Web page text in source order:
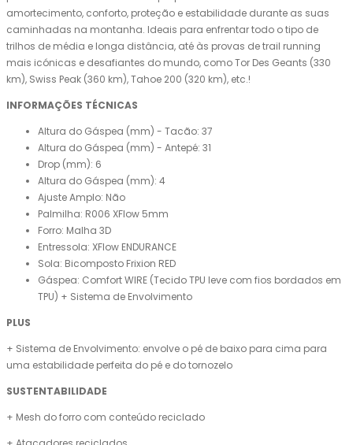
amortecimento, conforto, proteção e estabilidade durante as suas
caminhadas na montanha. Ideais para enfrentar todo o tipo de
trilhos de média e longa distância, até às provas de trail running
mais icónicas e desafiantes do mundo, como Tor Des Geants (330
km), Swiss Peak (360 km), Tahoe 200 (320 km), etc.!
INFORMAÇÕES TÉCNICAS
Altura do Gáspea (mm) - Tacão: 37
Altura do Gáspea (mm) - Antepé: 31
Drop (mm): 6
Altura do Gáspea (mm): 4
Ajuste Amplo: Não
Palmilha: R006 XFlow 5mm
Forro: Malha 3D
Entressola: XFlow ENDURANCE
Sola: Bicomposto Frixion RED
Gáspea: Comfort WIRE (Tecido TPU leve com fios bordados em
TPU) + Sistema de Envolvimento
PLUS
+ Sistema de Envolvimento: envolve o pé de baixo para cima para
uma estabilidade perfeita do pé e do tornozelo
SUSTENTABILIDADE
+ Mesh do forro com conteúdo reciclado